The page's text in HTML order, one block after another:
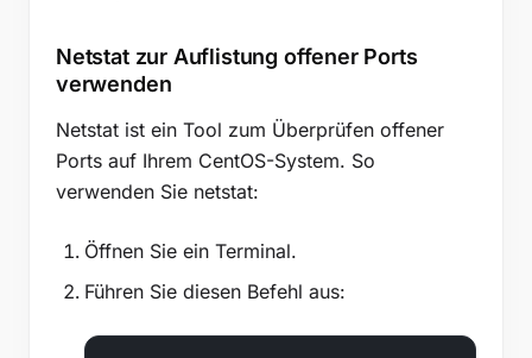
Netstat zur Auflistung offener Ports
verwenden
Netstat ist ein Tool zum Überprüfen offener
Ports auf Ihrem CentOS-System. So
verwenden Sie netstat:
Öffnen Sie ein Terminal.
Führen Sie diesen Befehl aus: